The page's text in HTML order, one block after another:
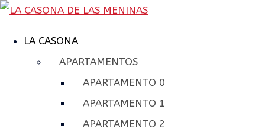
LA CASONA
APARTAMENTOS
APARTAMENTO 0
APARTAMENTO 1
APARTAMENTO 2